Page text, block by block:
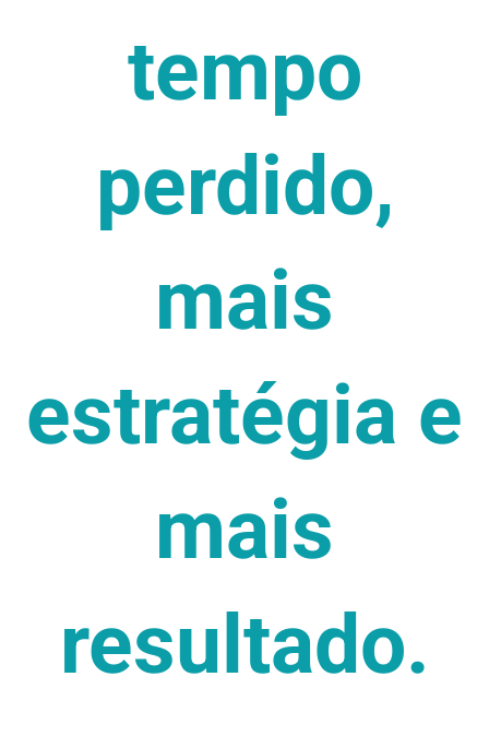
tempo
perdido,
mais
estratégia e
mais
resultado.